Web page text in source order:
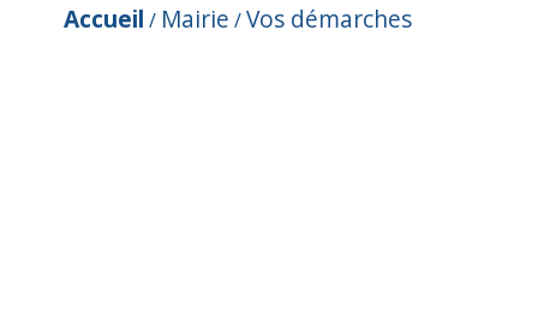
Accueil / Mairie /Vos démarches